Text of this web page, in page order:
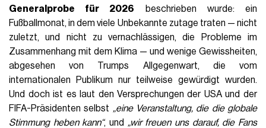
Generalprobe für 2026 beschrieben wurde: ein
Fußballmonat, in dem viele Unbekannte zutage traten — nicht
zuletzt, und nicht zu vernachlässigen, die Probleme im
Zusammenhang mit dem Klima — und wenige Gewissheiten,
abgesehen von Trumps Allgegenwart, die vom
internationalen Publikum nur teilweise gewürdigt wurden.
Und doch ist es laut den Versprechungen der USA und der
FIFA-Präsidenten selbst „eine Veranstaltung, die die globale
Stimmung heben kann“, und „wir freuen uns darauf, die Fans